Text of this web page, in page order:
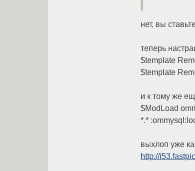
нет, вы
теперь
$template
$template
и к тому же
$ModLoad
*.*
выхлоп уже
http://